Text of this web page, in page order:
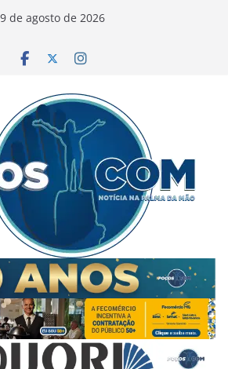
9 de agosto de 2026